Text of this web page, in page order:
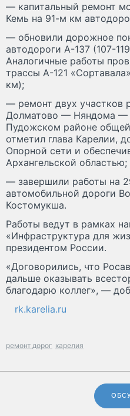
— капитальный ремонт
Кемь на 91-м км
— обновили дорожное
автодороги А-137 (107-
Аналогичные работы
трассы А-121
км);
— ремонт двух участков
Долматово — Няндома —
Пудожском районе
отметил глава Карелии,
Опорной сети и
Архангельской областью;
— завершили работы на
автомобильной дороги
Костомукша.
Работы ведут в рамках
«Инфраструктура для
президентом России.
«Договорились, что
дальше оказывать
благодарю коллег», —
rk.karelia.ru
ремонт дорог карелия